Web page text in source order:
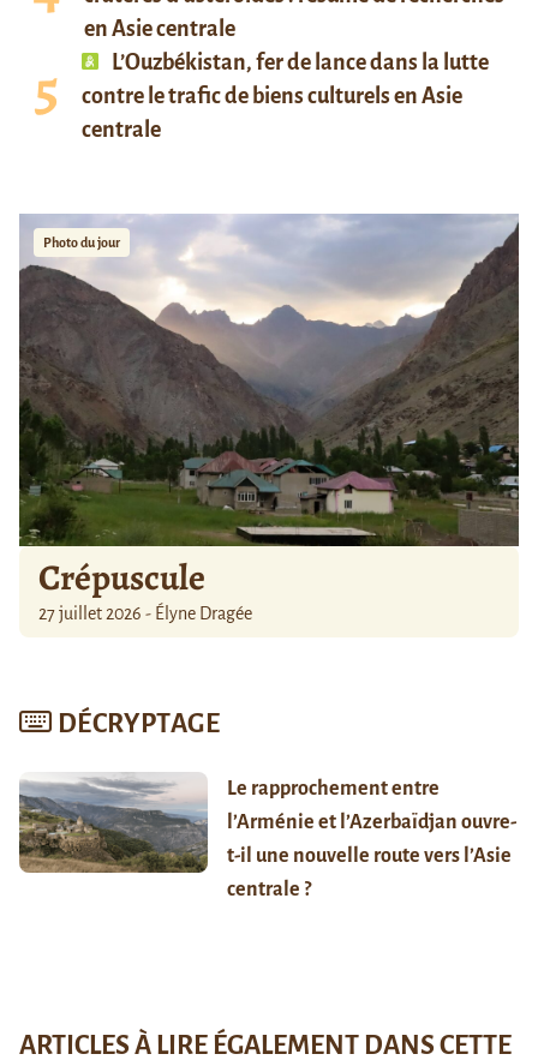
en Asie centrale
L’Ouzbékistan, fer de lance dans la lutte
contre le trafic de biens culturels en Asie
centrale
Photo du jour
Crépuscule
27 juillet 2026 - Élyne Dragée
DÉCRYPTAGE
Le rapprochement entre
l’Arménie et l’Azerbaïdjan ouvre-
t-il une nouvelle route vers l’Asie
centrale ?
ARTICLES À LIRE ÉGALEMENT DANS CETTE